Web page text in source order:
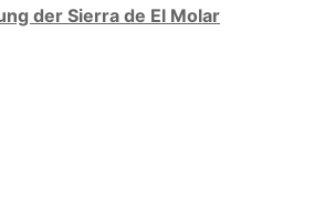
der Sierra de El Molar